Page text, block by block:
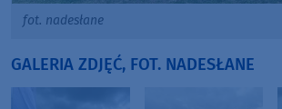
fot. nadesłane
GALERIA ZDJĘĆ, FOT. NADESŁANE